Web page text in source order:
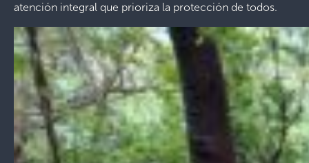
atención integral que prioriza la protección de todos.